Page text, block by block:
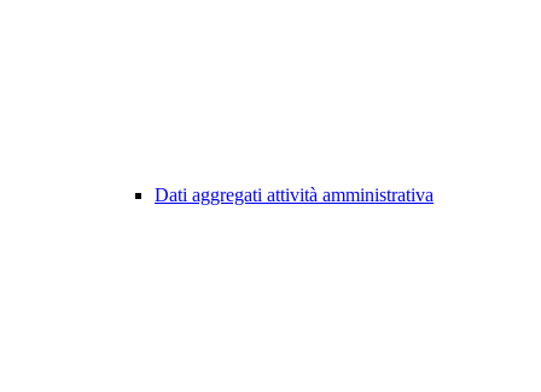
Dati aggregati attività amministrativa